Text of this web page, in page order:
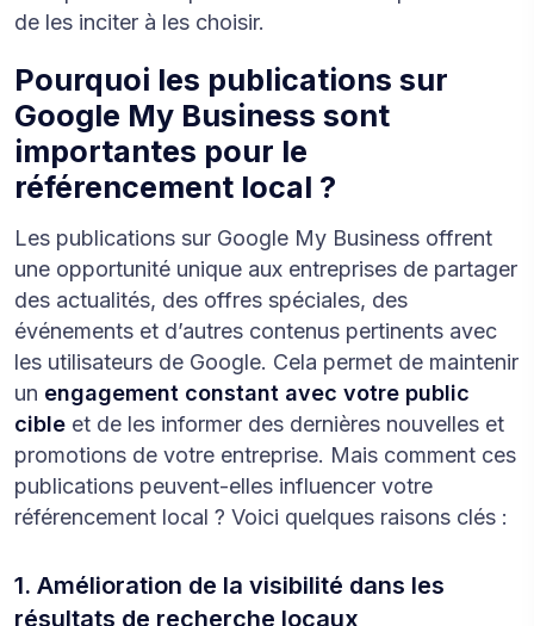
de les inciter à les choisir.
Pourquoi les publications sur
Google My Business sont
importantes pour le
référencement local ?
Les publications sur Google My Business offrent
une opportunité unique aux entreprises de partager
des actualités, des offres spéciales, des
événements et d’autres contenus pertinents avec
les utilisateurs de Google. Cela permet de maintenir
un engagement constant avec votre public
cible et de les informer des dernières nouvelles et
promotions de votre entreprise. Mais comment ces
publications peuvent-elles influencer votre
référencement local ? Voici quelques raisons clés :
1. Amélioration de la visibilité dans les
résultats de recherche locaux